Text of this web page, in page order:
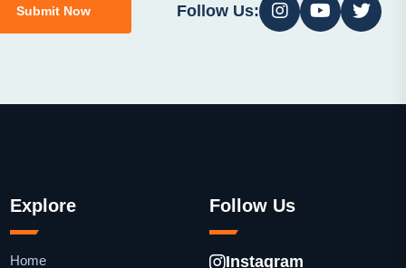
Submit Now Follow Us:
Explore
Home
Follow Us
Instagram